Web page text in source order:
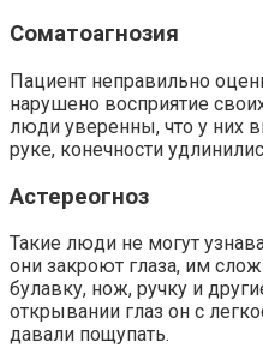
Соматоагнозия
Пациент неправильно
нарушено восприятие
люди уверенны, что у них
руке, конечности
Астереогноз
Такие люди не могут
они закроют глаза, им
булавку, нож, ручку и
открывании глаз он с
давали пощупать.